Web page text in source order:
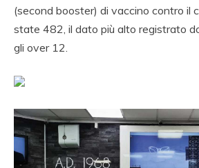
(second booster) di vaccino contro il
state 482, il dato più alto registrato
gli over 12.